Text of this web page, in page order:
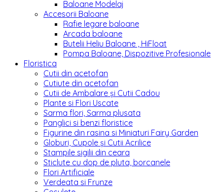
Baloane Modelaj
Accesorii Baloane
Rafie legare baloane
Arcada baloane
Butelii Heliu Baloane , HiFloat
Pompa Baloane, Dispozitive Profesionale
Floristica
Cutii din acetofan
Cutiute din acetofan
Cutii de Ambalare și Cutii Cadou
Plante si Flori Uscate
Sarma flori, Sarma plusata
Panglici si benzi floristice
Figurine din rasina si Miniaturi Fairy Garden
Globuri, Cupole și Cutii Acrilice
Stampile sigilii din ceara
Sticlute cu dop de pluta, borcanele
Flori Artificiale
Verdeata si Frunze